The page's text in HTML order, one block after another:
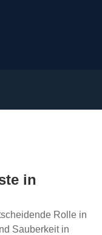
in
Rolle in
Sauberkeit in